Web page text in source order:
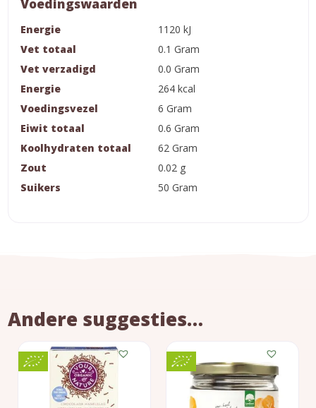
Voedingswaarden
Energie
1120 kJ
Vet totaal
0.1 Gram
Vet verzadigd
0.0 Gram
Energie
264 kcal
Voedingsvezel
6 Gram
Eiwit totaal
0.6 Gram
Koolhydraten totaal
62 Gram
Zout
0.02 g
Suikers
50 Gram
Andere suggesties…